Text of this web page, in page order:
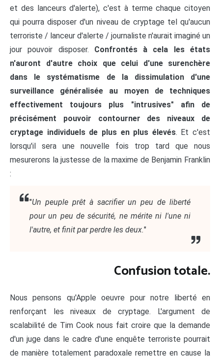
et des lanceurs d'alerte), c'est à terme chaque citoyen
qui pourra disposer d'un niveau de cryptage tel qu'aucun
terroriste / lanceur d'alerte / journaliste n'aurait imaginé un
jour pouvoir disposer. Confrontés à cela les états
n'auront d'autre choix que celui d'une surenchère
dans le systématisme de la dissimulation d'une
surveillance généralisée au moyen de techniques
effectivement toujours plus "intrusives" afin de
précisément pouvoir contourner des niveaux de
cryptage individuels de plus en plus élevés. Et c'est
lorsqu'il sera une nouvelle fois trop tard que nous
mesurerons la justesse de la maxime de Benjamin Franklin
:
"Un peuple prêt à sacrifier un peu de liberté
pour un peu de sécurité, ne mérite ni l'une ni
l'autre, et finit par perdre les deux."
Confusion totale.
Nous pensons qu'Apple oeuvre pour notre liberté en
renforçant les niveaux de cryptage. L'argument de
scalabilité de Tim Cook nous fait croire que la demande
d'un juge dans le cadre d'une enquête terroriste pourrait
de manière totalement paradoxale remettre en cause la